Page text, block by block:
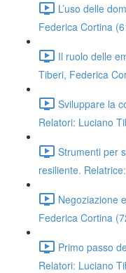
L’uso delle
Federica Cortina
Il ruolo delle
Tiberi, Federica
Sviluppare la
Relatori: Luciano
Strumenti per
resiliente.
Negoziazione
Federica Cortina
Primo passo
Relatori: Luciano